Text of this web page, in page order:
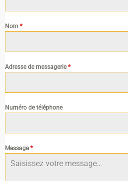
Nom *
Adresse de messagerie*
Numéro de téléphone
Message*